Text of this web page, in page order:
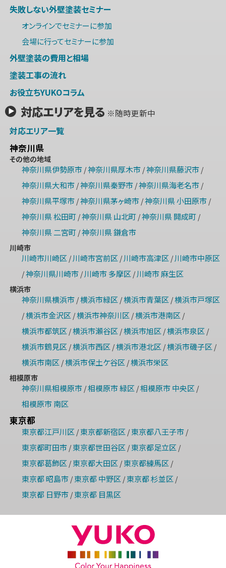
失敗しない外壁塗装セミナー
オンラインでセミナーに参加
会場に行ってセミナーに参加
外壁塗装の費用と相場
塗装工事の流れ
お役立ちYUKOコラム
対応エリアを見る ※随時更新中
対応エリア一覧
神奈川県
その他の地域
神奈川県伊勢原市/神奈川県厚木市/神奈川県藤沢市/
神奈川県大和市/神奈川県秦野市/神奈川県海老名市/
神奈川県平塚市/神奈川県茅ヶ崎市/神奈川県 小田原市/
神奈川県 松田町/神奈川県 山北町/神奈川県 開成町/
神奈川県 二宮町/神奈川県 鎌倉市
川崎市
川崎市川崎区 / 川崎市宮前区 / 川崎市高津区 / 川崎市中原区
/神奈川県川崎市/ 川崎市 多摩区 / 川崎市 麻生区
横浜市
神奈川県横浜市/横浜市緑区 /横浜市青葉区 /横浜市戸塚区
/横浜市金沢区 /横浜市神奈川区 /横浜市港南区 /
横浜市都筑区 /横浜市瀬谷区 /横浜市旭区 /横浜市泉区 /
横浜市鶴見区 /横浜市西区 /横浜市港北区 /横浜市磯子区 /
横浜市南区 /横浜市保土ケ谷区 /横浜市栄区
相模原市
神奈川県相模原市/相模原市 緑区 /相模原市 中央区 /
相模原市 南区
東京都
東京都江戸川区 / 東京都新宿区 / 東京都八王子市/
東京都町田市/ 東京都世田谷区 / 東京都足立区 /
東京都葛飾区 / 東京都大田区 / 東京都練馬区 /
東京都 昭島市/ 東京都 中野区 / 東京都 杉並区 /
東京都 日野市/ 東京都 目黒区